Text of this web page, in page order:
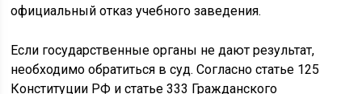
официальный отказ учебного заведения.
Если государственные органы не дают результат,
необходимо обратиться в суд. Согласно статье 125
Конституции РФ и статье 333 Гражданского